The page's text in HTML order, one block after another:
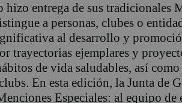
hizo entrega de sus tradicionales
a personas, clubes o
al desarrollo y
trayectorias ejemplares y
de vida saludables, así
En esta edición, la Junta de
Especiales: al equipo de